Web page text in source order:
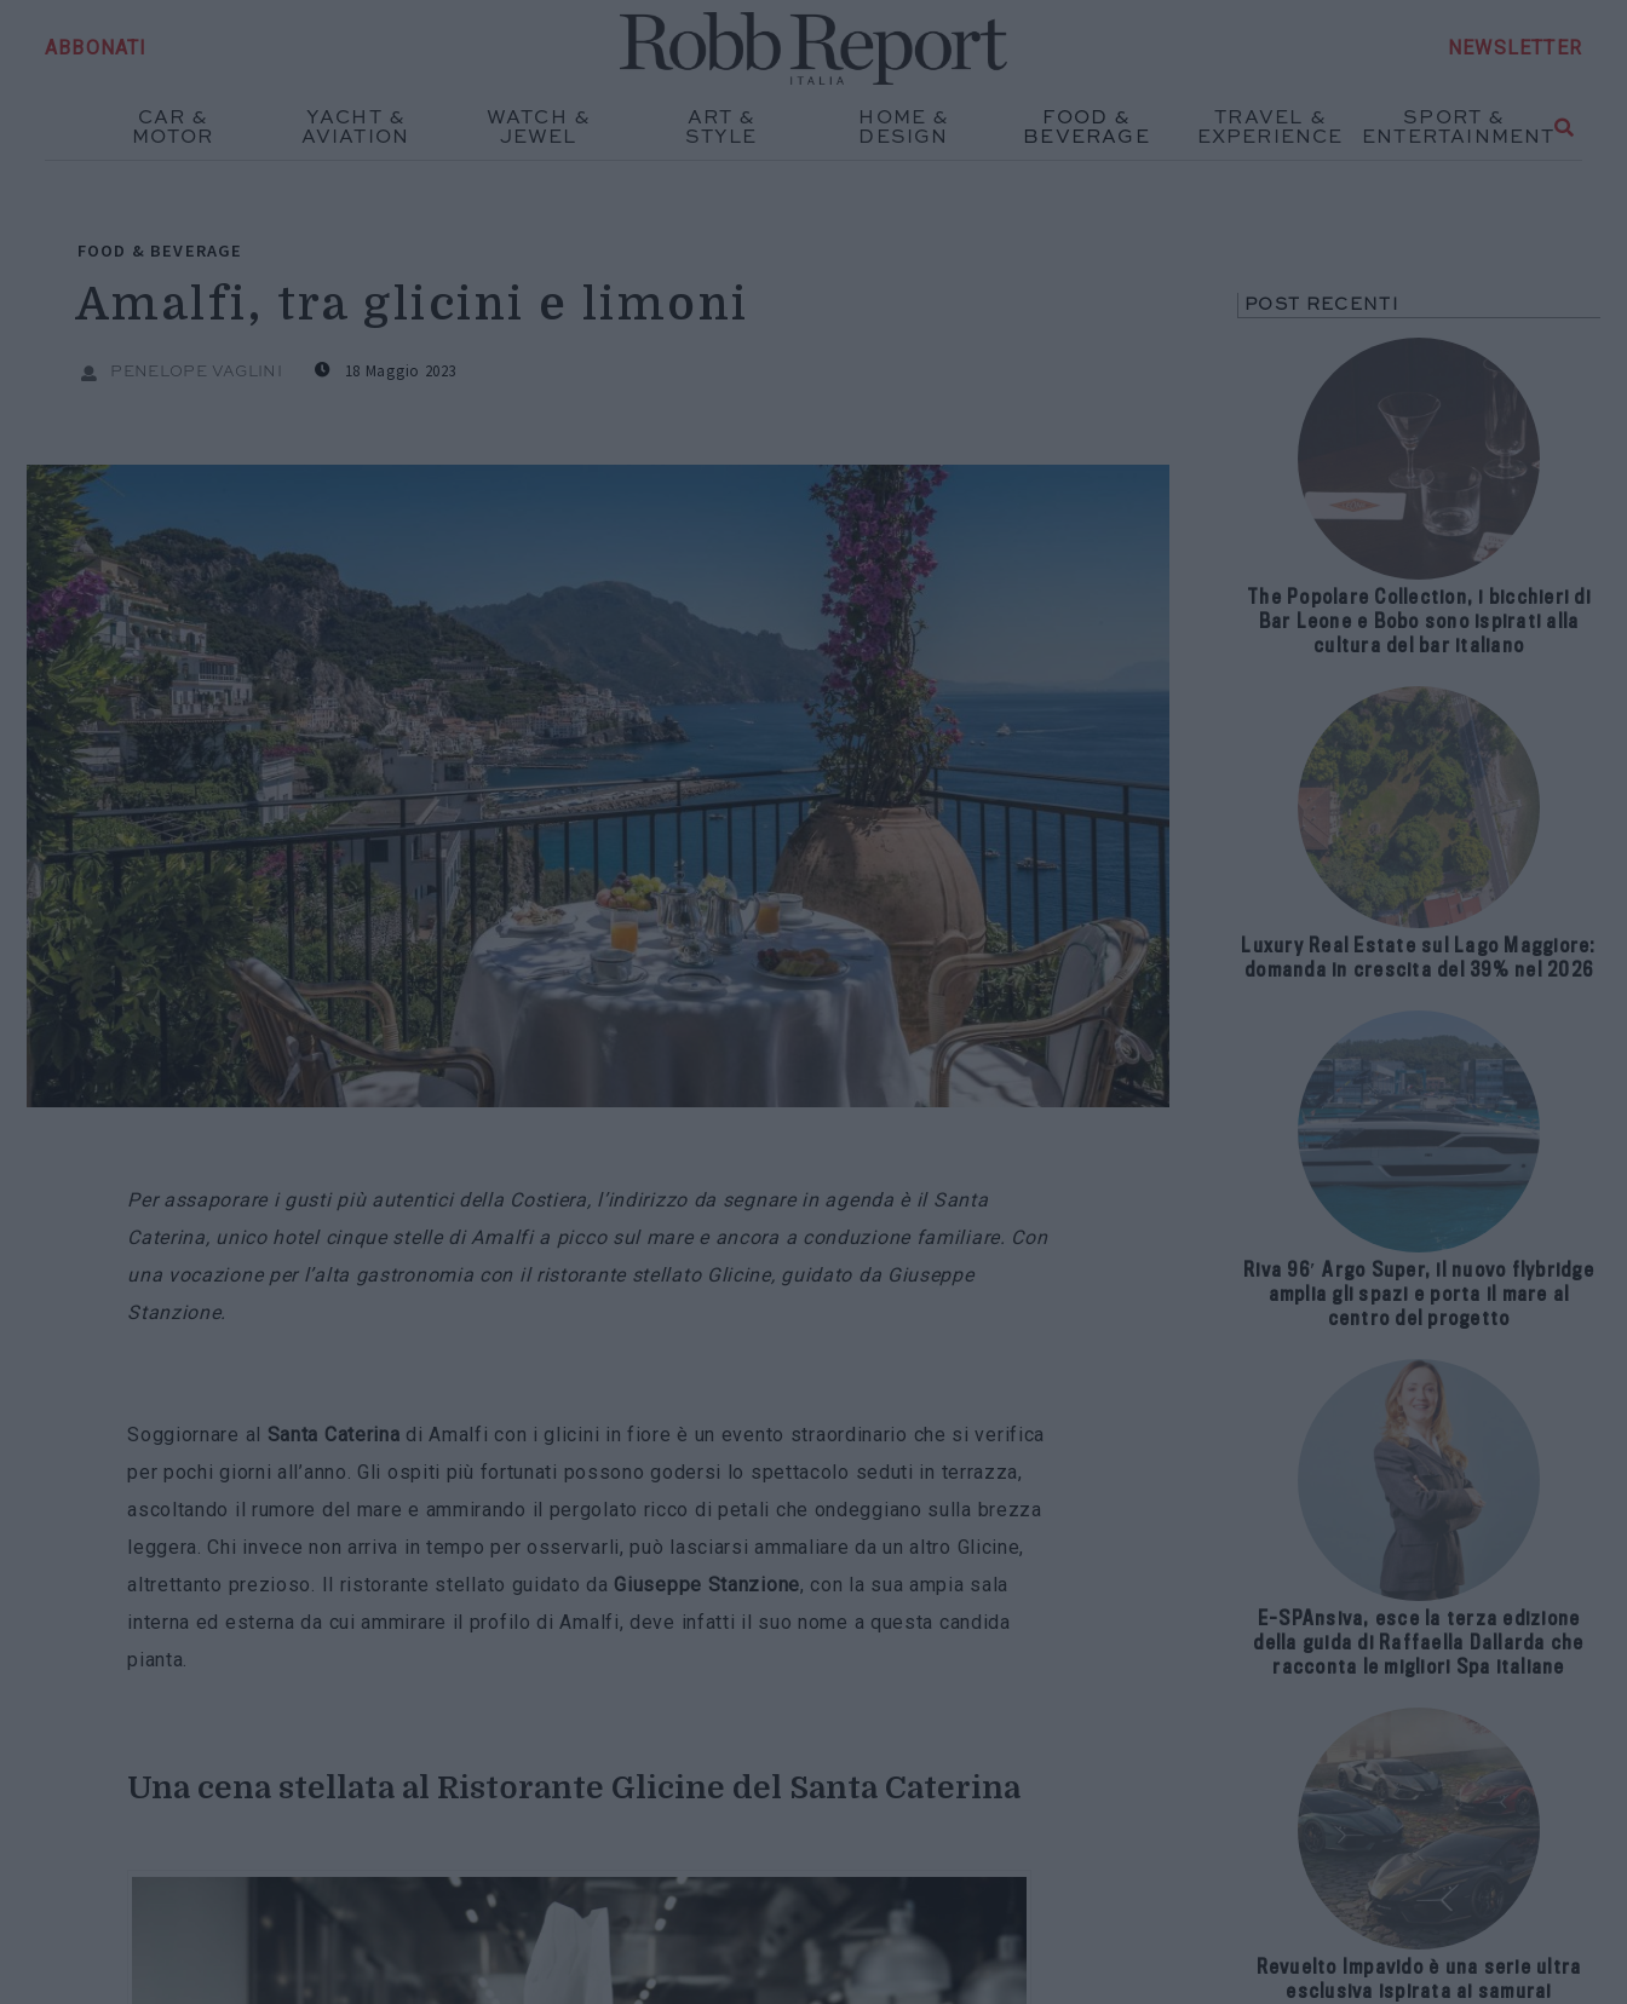
ABBONATI NEWSLETTER
CAR &
MOTOR
YACHT &
AVIATION
WATCH &
JEWEL
ART &
STYLE
HOME &
DESIGN
FOOD &
BEVERAGE
TRAVEL &
EXPERIENCE
SPORT &
ENTERTAINMENT
FOOD & BEVERAGE
Amalfi, tra glicini e limoni
PENELOPE VAGLINI 18 Maggio 2023
Per assaporare i gusti più autentici della Costiera, l’indirizzo da segnare in agenda è il Santa
Caterina, unico hotel cinque stelle di Amalfi a picco sul mare e ancora a conduzione familiare. Con
una vocazione per l’alta gastronomia con il ristorante stellato Glicine, guidato da Giuseppe
Stanzione.
Soggiornare al Santa Caterina di Amalfi con i glicini in fiore è un evento straordinario che si verifica
per pochi giorni all’anno. Gli ospiti più fortunati possono godersi lo spettacolo seduti in terrazza,
ascoltando il rumore del mare e ammirando il pergolato ricco di petali che ondeggiano sulla brezza
leggera. Chi invece non arriva in tempo per osservarli, può lasciarsi ammaliare da un altro Glicine,
altrettanto prezioso. Il ristorante stellato guidato da Giuseppe Stanzione, con la sua ampia sala
interna ed esterna da cui ammirare il profilo di Amalfi, deve infatti il suo nome a questa candida
pianta.
Una cena stellata al Ristorante Glicine del Santa Caterina
POST RECENTI
The Popolare Collection, i bicchieri di
Bar Leone e Bobo sono ispirati alla
cultura del bar italiano
Luxury Real Estate sul Lago Maggiore:
domanda in crescita del 39% nel 2026
Riva 96′ Argo Super, il nuovo flybridge
amplia gli spazi e porta il mare al
centro del progetto
E-SPAnsiva, esce la terza edizione
della guida di Raffaella Dallarda che
racconta le migliori Spa italiane
Revuelto Impavido è una serie ultra
esclusiva ispirata ai samurai